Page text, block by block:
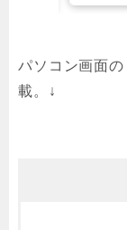
パソコン画面
載。↓